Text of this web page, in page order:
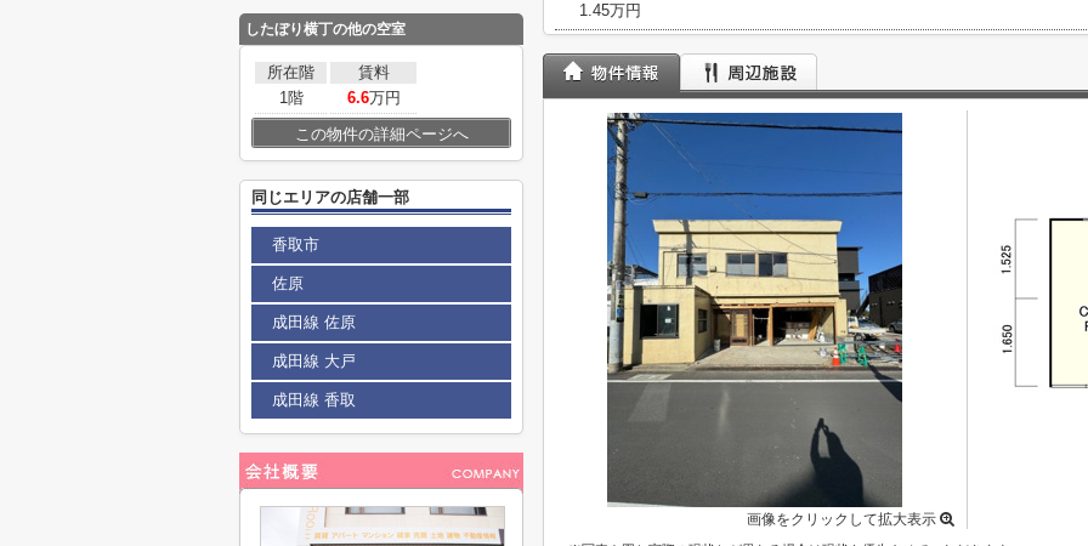
1.45万円
画像をクリックして拡大表示
したぼり横丁の他の空室
所在階
賃料
1階
6.6万円
この物件の詳細ページへ
同じエリアの店舗一部
香取市
佐原
成田線 佐原
成田線 大戸
成田線 香取